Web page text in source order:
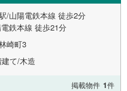
/山陽電鉄本線 徒歩2分
鉄本線 徒歩21分
崎町3
て/木造
掲載物件 1件